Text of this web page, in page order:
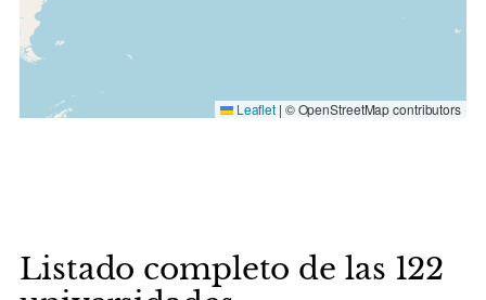
Leaflet | © OpenStreetMap contributors
Listado completo de las 122